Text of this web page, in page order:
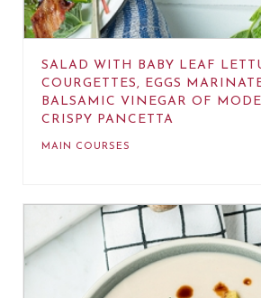
SALAD WITH BABY LEAF
COURGETTES, EGGS
BALSAMIC VINEGAR OF
CRISPY PANCETTA
MAIN COURSES